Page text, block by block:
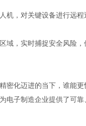
机，对关键设备进行远程
域，实时捕捉安全风险，
密化迈进的当下，谁能
电子制造企业提供了可